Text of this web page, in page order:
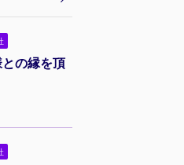
との縁を頂